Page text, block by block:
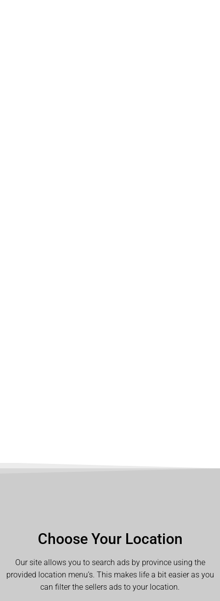
Choose Your Location
Our site allows you to search ads by province using the
provided location menu’s. This makes life a bit easier as you
can filter the sellers ads to your location.